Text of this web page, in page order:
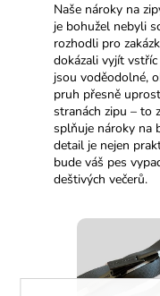
Naše nároky na
je bohužel nebyli
rozhodli pro
dokázali vyjít vstříc
jsou voděodolné,
pruh přesně
stranách zipu – to
splňuje nároky na
detail je nejen
bude váš pes
deštivých večerů.